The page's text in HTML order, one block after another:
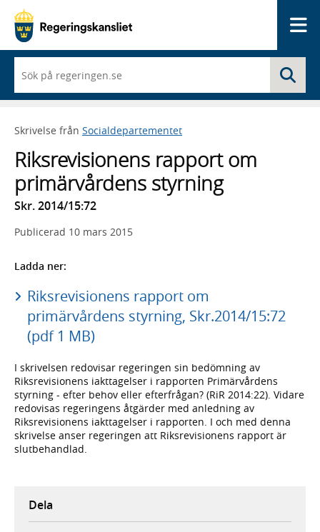
du
börjar
skriva
framträder
lista
med
sökförslag
Skrivelse från Socialdepartementet
Riksrevisionens rapport om
primärvårdens styrning
Skr. 2014/15:72
Publicerad 10 mars 2015
Ladda ner:
Riksrevisionens rapport om
primärvårdens styrning, Skr.2014/15:72
(pdf 1 MB)
I skrivelsen redovisar regeringen sin bedömning av
Riksrevisionens iakttagelser i rapporten Primärvårdens
styrning - efter behov eller efterfrågan? (RiR 2014:22). Vidare
redovisas regeringens åtgärder med anledning av
Riksrevisionens iakttagelser i rapporten. I och med denna
skrivelse anser regeringen att Riksrevisionens rapport är
slutbehandlad.
Dela